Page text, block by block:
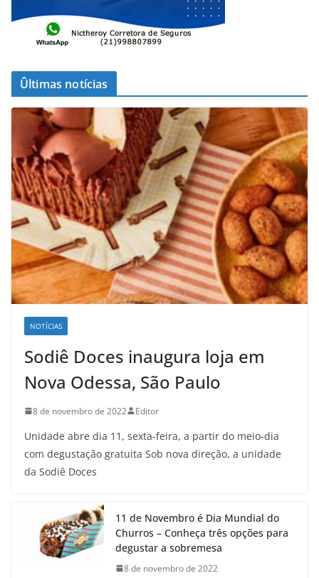
Ûltimas notícias
NOTÍCIAS
Sodiê Doces inaugura loja em
Nova Odessa, São Paulo
8 de novembro de 2022 Editor
Unidade abre dia 11, sexta-feira, a partir do meio-dia
com degustação gratuita Sob nova direção, a unidade
da Sodiê Doces
11 de Novembro é Dia Mundial do
Churros – Conheça três opções para
degustar a sobremesa
8 de novembro de 2022